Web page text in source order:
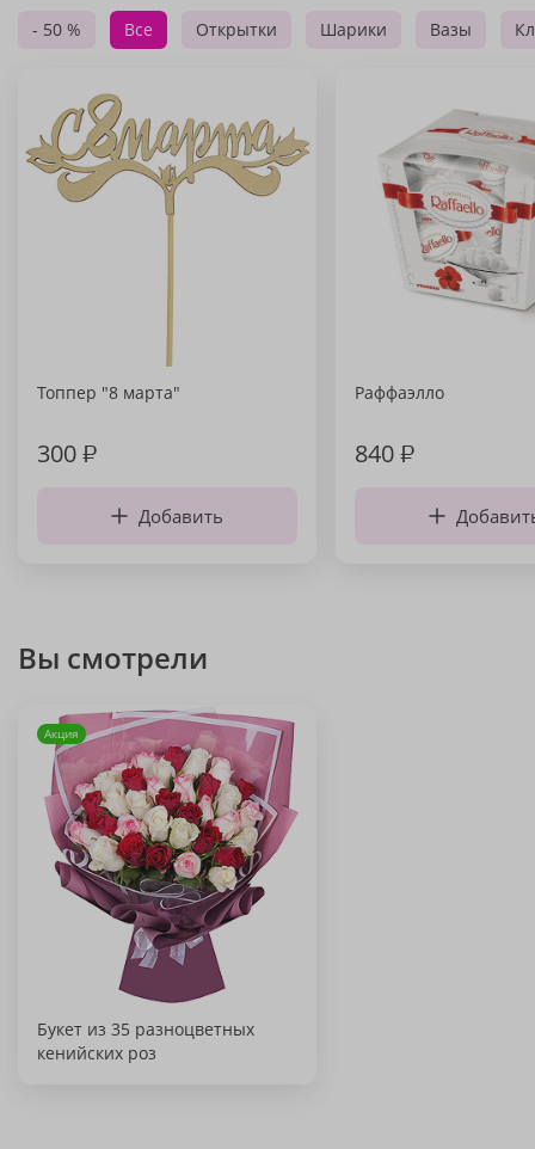
- 50 % Все Открытки Шарики Вазы
Топпер "8 марта"
300₽
Добавить
Раффаэлло
840₽
Вы смотрели
Акция
Букет из 35 разноцветных
кенийских роз